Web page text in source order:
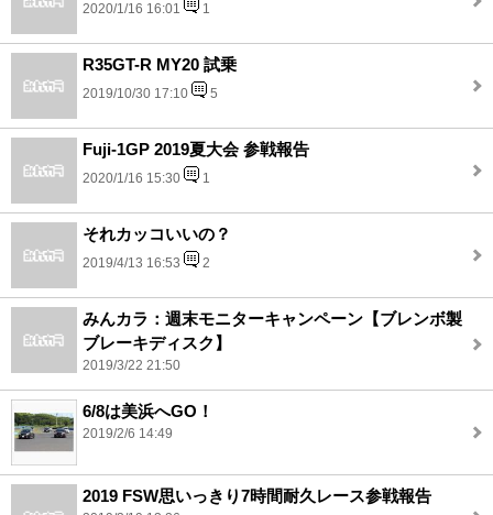
2020/1/16 16:01 1
R35GT-R MY20 試乗
2019/10/30 17:10 5
Fuji-1GP 2019夏大会 参戦報告
2020/1/16 15:30 1
それカッコいいの？
2019/4/13 16:53 2
みんカラ：週末モニターキャンペーン【ブレンボ製
ブレーキディスク】
2019/3/22 21:50
6/8は美浜へGO！
2019/2/6 14:49
2019 FSW思いっきり7時間耐久レース参戦報告